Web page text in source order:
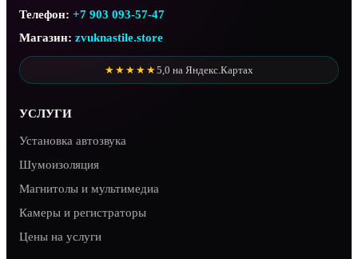
Телефон: +7 903 093-57-47
Магазин: zvuknastile.store
★★★★★5,0 на Яндекс.Картах
УСЛУГИ
Установка автозвука
Шумоизоляция
Магнитолы и мультимедиа
Камеры и регистраторы
Цены на услуги